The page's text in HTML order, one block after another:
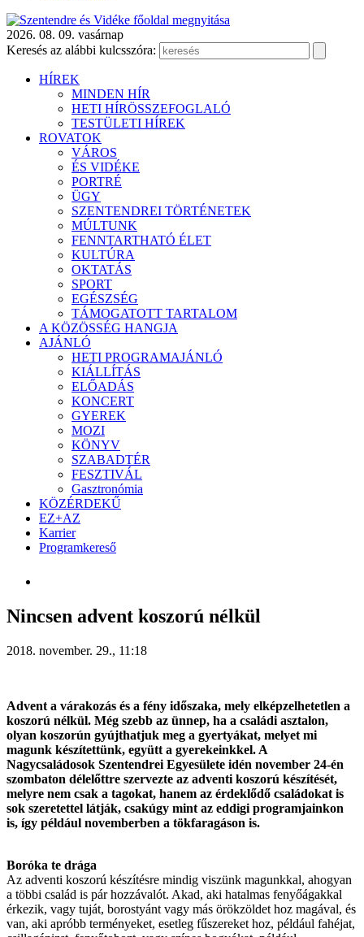
2026. 08. 09. vasárnap
Keresés az alábbi kulcsszóra:
HÍREK
MINDEN HÍR
HETI HÍRÖSSZEFOGLALÓ
TESTÜLETI HÍREK
ROVATOK
VÁROS
ÉS VIDÉKE
PORTRÉ
ÜGY
SZENTENDREI TÖRTÉNETEK
MÚLTUNK
FENNTARTHATÓ ÉLET
KULTÚRA
OKTATÁS
SPORT
EGÉSZSÉG
TÁMOGATOTT TARTALOM
A KÖZÖSSÉG HANGJA
AJÁNLÓ
HETI PROGRAMAJÁNLÓ
KIÁLLÍTÁS
ELŐADÁS
KONCERT
GYEREK
MOZI
KÖNYV
SZABADTÉR
FESZTIVÁL
Gasztronómia
KÖZÉRDEKŰ
EZ+AZ
Karrier
Programkereső
Nincsen advent koszorú nélkül
2018. november. 29., 11:18
Advent a várakozás és a fény időszaka, mely elképzelhetetlen a
koszorú nélkül. Még szebb az ünnep, ha a családi asztalon,
olyan koszorún gyújthatjuk meg a gyertyákat, melyet mi
magunk készítettünk, együtt a gyerekeinkkel. A
Nagycsaládosok Szentendrei Egyesülete idén november 24-én
szombaton délelőttre szervezte az adventi koszorú készítését,
melyre nem csak a tagokat, hanem az érdeklődő családokat is
sok szeretettel látják, csakúgy mint az eddigi programjainkon
is, így például novemberben a tökfaragáson is.
Boróka te drága
Az adventi koszorú készítésre mindig viszünk magunkkal, ahogyan
a többi család is pár hozzávalót. Akad, aki hatalmas fenyőágakkal
érkezik, vagy tuját, borostyánt vagy más örökzöldet hoz magával, és
van, aki apróbb terményeket, esetleg fűszereket hoz, például fahéjat,